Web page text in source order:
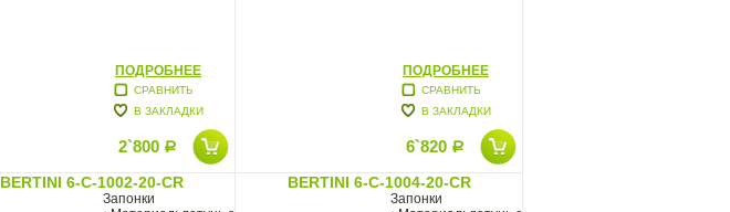
ПОДРОБНЕЕ
СРАВНИТЬ
В ЗАКЛАДКИ
2`800 Р
ПОДРОБНЕЕ
СРАВНИТЬ
В ЗАКЛАДКИ
6`820 Р
BERTINI 6-C-1002-20-CR
Запонки
BERTINI 6-C-1004-20-CR
Запонки